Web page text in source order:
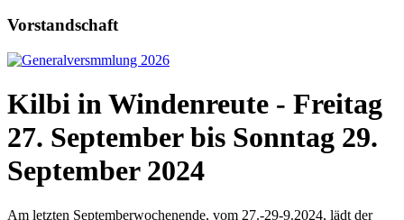
Vorstandschaft
Kilbi in Windenreute - Freitag
27. September bis Sonntag 29.
September 2024
Am letzten Septemberwochenende, vom 27.-29-9.2024, lädt der